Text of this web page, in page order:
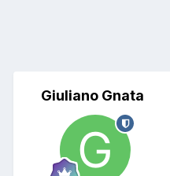
Giuliano Gnata